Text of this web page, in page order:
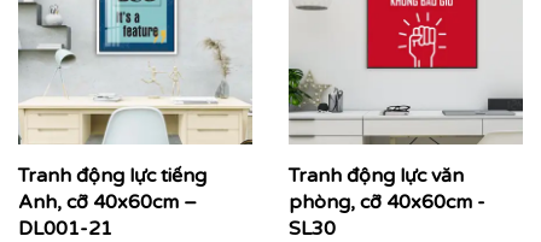
Tranh phong cảnh treo phòng lãnh đạo
Tranh động lực tiếng
Anh, cỡ 40x60cm –
DL001-21
Tranh động lực văn
phòng, cỡ 40x60cm -
SL30